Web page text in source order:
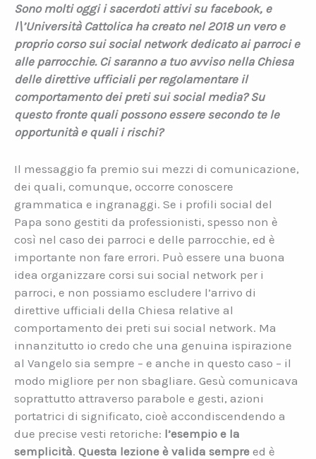
Sono molti oggi i sacerdoti attivi su facebook, e
l\’Università Cattolica ha creato nel 2018 un vero e
proprio corso sui social network dedicato ai parroci e
alle parrocchie. Ci saranno a tuo avviso nella Chiesa
delle direttive ufficiali per regolamentare il
comportamento dei preti sui social media? Su
questo fronte quali possono essere secondo te le
opportunità e quali i rischi?
Il messaggio fa premio sui mezzi di comunicazione,
dei quali, comunque, occorre conoscere
grammatica e ingranaggi. Se i profili social del
Papa sono gestiti da professionisti, spesso non è
così nel caso dei parroci e delle parrocchie, ed è
importante non fare errori. Può essere una buona
idea organizzare corsi sui social network per i
parroci, e non possiamo escludere l’arrivo di
direttive ufficiali della Chiesa relative al
comportamento dei preti sui social network. Ma
innanzitutto io credo che una genuina ispirazione
al Vangelo sia sempre – e anche in questo caso – il
modo migliore per non sbagliare. Gesù comunicava
soprattutto attraverso parabole e gesti, azioni
portatrici di significato, cioè accondiscendendo a
due precise vesti retoriche: l’esempio e la
semplicità. Questa lezione è valida sempre ed è